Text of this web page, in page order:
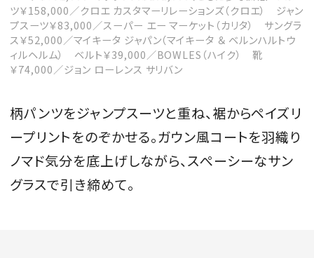
ツ￥158,000／クロエ カスタマーリレーションズ（クロエ） ジャン
プスーツ￥83,000／スーパー エー マーケット（カリタ） サングラ
ス￥52,000／マイキータ ジャパン（マイキータ ＆ ベルンハルトウ
ィルヘルム） ベルト￥39,000／BOWLES（ハイク） 靴
￥74,000／ジョン ローレンス サリバン
柄パンツをジャンプスーツと重ね、裾からペイズリ
ープリントをのぞかせる。ガウン風コートを羽織り
ノマド気分を底上げしながら、スぺーシーなサン
グラスで引き締めて。